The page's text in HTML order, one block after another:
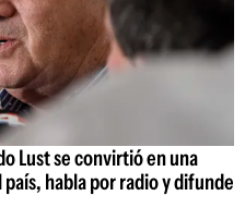
Lust se convirtió en una
habla por radio y difunde